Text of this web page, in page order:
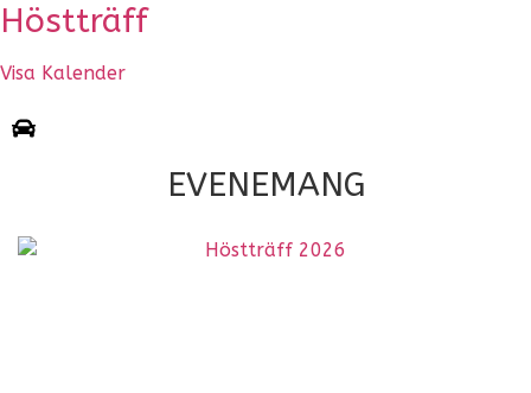
Höstträff
Visa Kalender
EVENEMANG